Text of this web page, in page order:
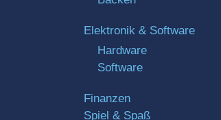
Elektronik & Software
Hardware
Software
Finanzen
Spiel & Spaß